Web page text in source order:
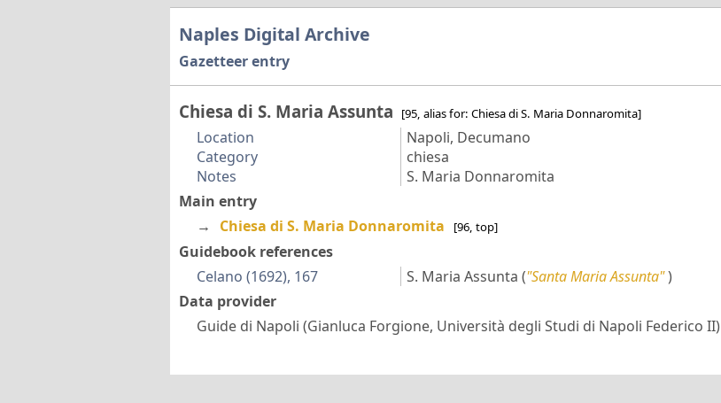
Naples Digital Archive
Gazetteer entry
Chiesa di S. Maria Assunta [95, alias for: Chiesa di S. Maria Donnaromita]
Location
Napoli, Decumano
Category
chiesa
Notes
S. Maria Donnaromita
Main entry
→
Chiesa di S. Maria Donnaromita [96, top]
Guidebook references
Celano (1692), 167
S. Maria Assunta ("Santa Maria Assunta")
Data provider
Guide di Napoli (Gianluca Forgione, Università degli Studi di Napoli Federico II)